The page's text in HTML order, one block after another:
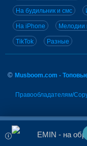
На будильник и смс
На iPhone Мелодии
TikTok Разные
© Musboom.com -
Правообладателям/
EMIN - на